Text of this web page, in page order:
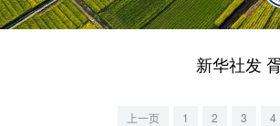
新华社发 胥
上一页 1 2 3 4